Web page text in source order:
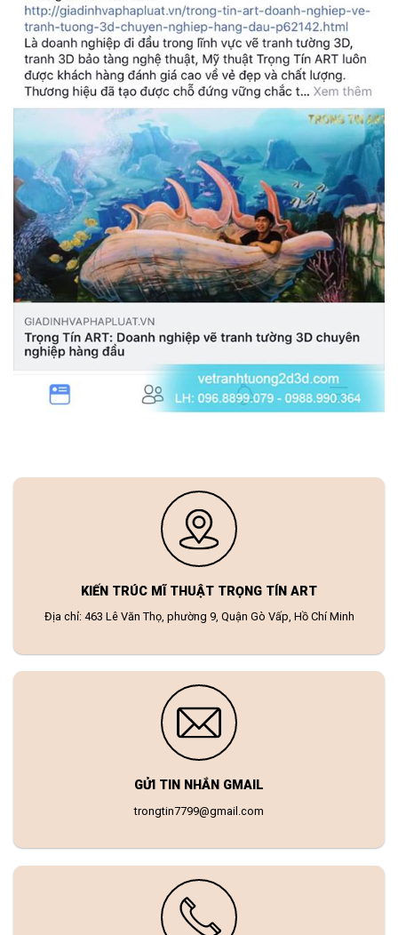
KIẾN TRÚC MĨ THUẬT TRỌNG TÍN ART
Địa chỉ: 463 Lê Văn Thọ, phường 9, Quận Gò Vấp, Hồ Chí Minh
GỬI TIN NHẮN GMAIL
trongtin7799@gmail.com